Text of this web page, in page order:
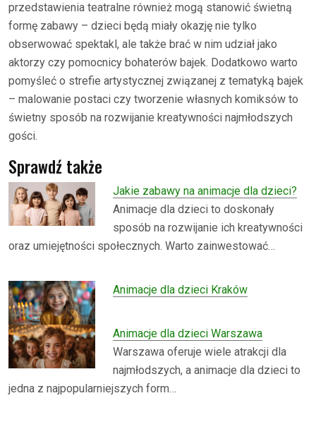
przedstawienia teatralne również mogą stanowić świetną
formę zabawy – dzieci będą miały okazję nie tylko
obserwować spektakl, ale także brać w nim udział jako
aktorzy czy pomocnicy bohaterów bajek. Dodatkowo warto
pomyśleć o strefie artystycznej związanej z tematyką bajek
– malowanie postaci czy tworzenie własnych komiksów to
świetny sposób na rozwijanie kreatywności najmłodszych
gości.
Sprawdź także
Jakie zabawy na animacje dla dzieci?
Animacje dla dzieci to doskonały
sposób na rozwijanie ich kreatywności
oraz umiejętności społecznych. Warto zainwestować…
Animacje dla dzieci Kraków
Animacje dla dzieci Warszawa
Warszawa oferuje wiele atrakcji dla
najmłodszych, a animacje dla dzieci to
jedna z najpopularniejszych form…